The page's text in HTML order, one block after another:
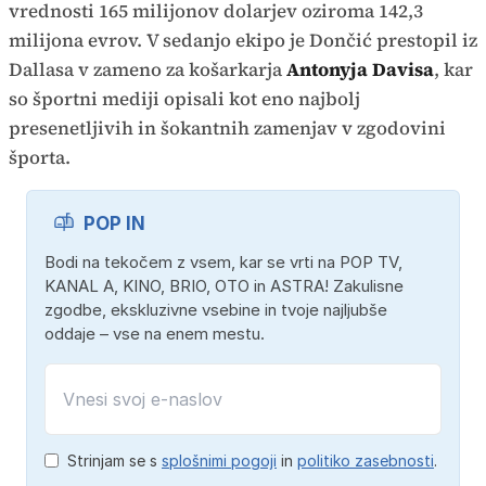
vrednosti 165 milijonov dolarjev oziroma 142,3
milijona evrov. V sedanjo ekipo je Dončić prestopil iz
Dallasa v zameno za košarkarjaAntonyja Davisa, kar
so športni mediji opisali kot eno najbolj
presenetljivih in šokantnih zamenjav v zgodovini
športa.
POP IN
Bodi na tekočem z vsem, kar se vrti na POP TV,
KANAL A, KINO, BRIO, OTO in ASTRA! Zakulisne
zgodbe, ekskluzivne vsebine in tvoje najljubše
oddaje – vse na enem mestu.
Strinjam se s splošnimi pogoji in politiko zasebnosti.